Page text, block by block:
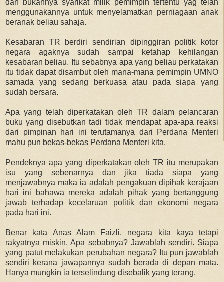
menggunakannya untuk menyelamatkan perniagaan anak
beranak beliau sahaja.
Kesabaran TR berdiri sendirian dipinggiran politik kotor
negara agaknya sudah sampai ketahap kehilangan
kesabaran beliau. Itu sebabnya apa yang beliau perkatakan
itu tidak dapat disambut oleh mana-mana pemimpin UMNO
samada yang sedang berkuasa atau pada siapa yang
sudah bersara.
Apa yang telah diperkatakan oleh TR dalam pelancaran
buku yang disebutkan tadi tidak mendapat apa-apa reaksi
dari pimpinan hari ini terutamanya dari Perdana Menteri
mahu pun bekas-bekas Perdana Menteri kita.
Pendeknya apa yang diperkatakan oleh TR itu merupakan
isu yang sebenarnya dan jika tiada siapa yang
menjawabnya maka ia adalah pengakuan dipihak kerajaan
hari ini bahawa mereka adalah pihak yang bertanggung
jawab terhadap kecelaruan politik dan ekonomi negara
pada hari ini.
Benar kata Anas Alam Faizli, negara kita kaya tetapi
rakyatnya miskin. Apa sebabnya? Jawablah sendiri. Siapa
yang patut melakukan perubahan negara? Itu pun jawablah
sendiri kerana jawapannya sudah berada di depan mata.
Hanya mungkin ia terselindung disebalik yang terang.